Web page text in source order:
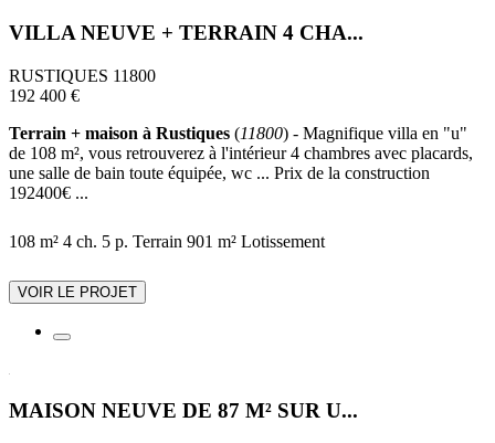
VILLA NEUVE + TERRAIN 4 CHA...
RUSTIQUES 11800
192 400 €
Terrain + maison à Rustiques (11800) - Magnifique villa en "u"
de 108 m², vous retrouverez à l'intérieur 4 chambres avec placards,
une salle de bain toute équipée, wc ... Prix de la construction
192400€ ...
108 m² 4 ch. 5 p. Terrain 901 m² Lotissement
VOIR LE PROJET
MAISON NEUVE DE 87 M² SUR U...